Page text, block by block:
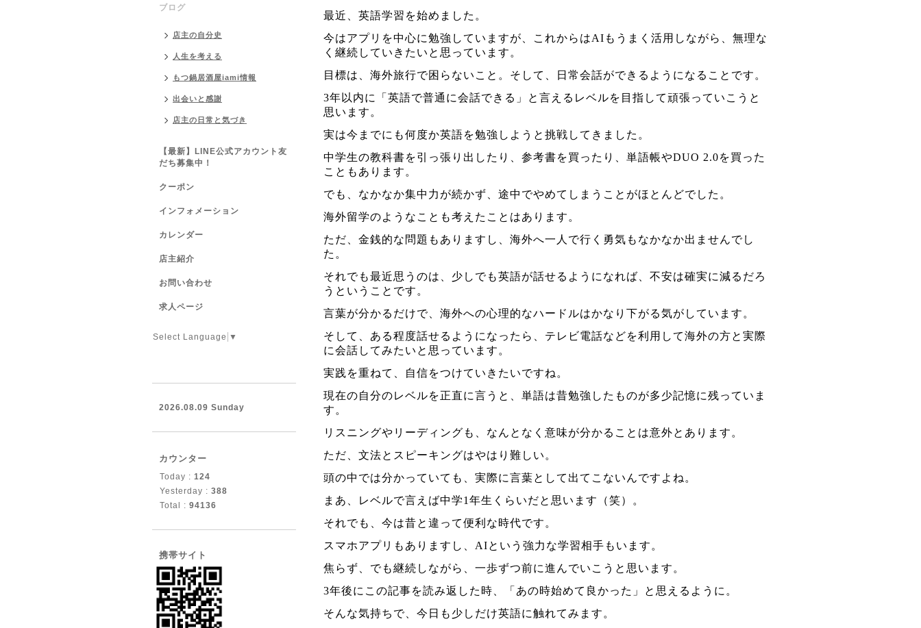
最近、英語学習を始めました。
今はアプリを中心に勉強していますが、これからはAIもうまく活用しながら、無理な
く継続していきたいと思っています。
目標は、海外旅行で困らないこと。そして、日常会話ができるようになることです。
3年以内に「英語で普通に会話できる」と言えるレベルを目指して頑張っていこうと
思います。
実は今までにも何度か英語を勉強しようと挑戦してきました。
中学生の教科書を引っ張り出したり、参考書を買ったり、単語帳やDUO 2.0を買った
こともあります。
でも、なかなか集中力が続かず、途中でやめてしまうことがほとんどでした。
海外留学のようなことも考えたことはあります。
ただ、金銭的な問題もありますし、海外へ一人で行く勇気もなかなか出ませんでし
た。
それでも最近思うのは、少しでも英語が話せるようになれば、不安は確実に減るだろ
うということです。
言葉が分かるだけで、海外への心理的なハードルはかなり下がる気がしています。
そして、ある程度話せるようになったら、テレビ電話などを利用して海外の方と実際
に会話してみたいと思っています。
実践を重ねて、自信をつけていきたいですね。
現在の自分のレベルを正直に言うと、単語は昔勉強したものが多少記憶に残っていま
す。
リスニングやリーディングも、なんとなく意味が分かることは意外とあります。
ただ、文法とスピーキングはやはり難しい。
頭の中では分かっていても、実際に言葉として出てこないんですよね。
まあ、レベルで言えば中学1年生くらいだと思います（笑）。
それでも、今は昔と違って便利な時代です。
スマホアプリもありますし、AIという強力な学習相手もいます。
焦らず、でも継続しながら、一歩ずつ前に進んでいこうと思います。
3年後にこの記事を読み返した時、「あの時始めて良かった」と思えるように。
そんな気持ちで、今日も少しだけ英語に触れてみます。
ブログ
店主の自分史
人生を考える
もつ鍋居酒屋iami情報
出会いと感謝
店主の日常と気づき
【最新】LINE公式アカウント友
だち募集中！
クーポン
インフォメーション
カレンダー
店主紹介
お問い合わせ
求人ページ
Select Language ▼
2026.08.09 Sunday
カウンター
Today : 124
Yesterday : 388
Total : 94136
携帯サイト